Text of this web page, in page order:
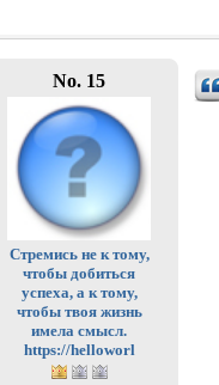
No. 15
Стремись не к тому,
чтобы добиться
успеха, а к тому,
чтобы твоя жизнь
имела смысл.
https://helloworl